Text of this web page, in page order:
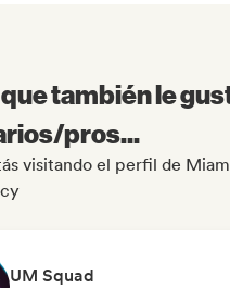
también le
pros...
visitando el perfil de
UM Squad